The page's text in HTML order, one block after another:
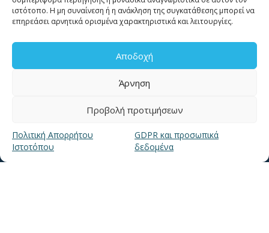
ιστότοπο. Η μη συναίνεση ή η ανάκληση της συγκατάθεσης μπορεί να
επηρεάσει αρνητικά ορισμένα χαρακτηριστικά και λειτουργίες.
Αποδοχή
Άρνηση
Προβολή προτιμήσεων
Πολιτική Απορρήτου
Ιστοτόπου
GDPR και προσωπικά
δεδομένα
Επικοινωνία για καταναλωτές
Επικοινωνία Συνεργατών και Τρίτων Φορέων
ΧΡΗΣΙΜΑ LINKS
Νέα